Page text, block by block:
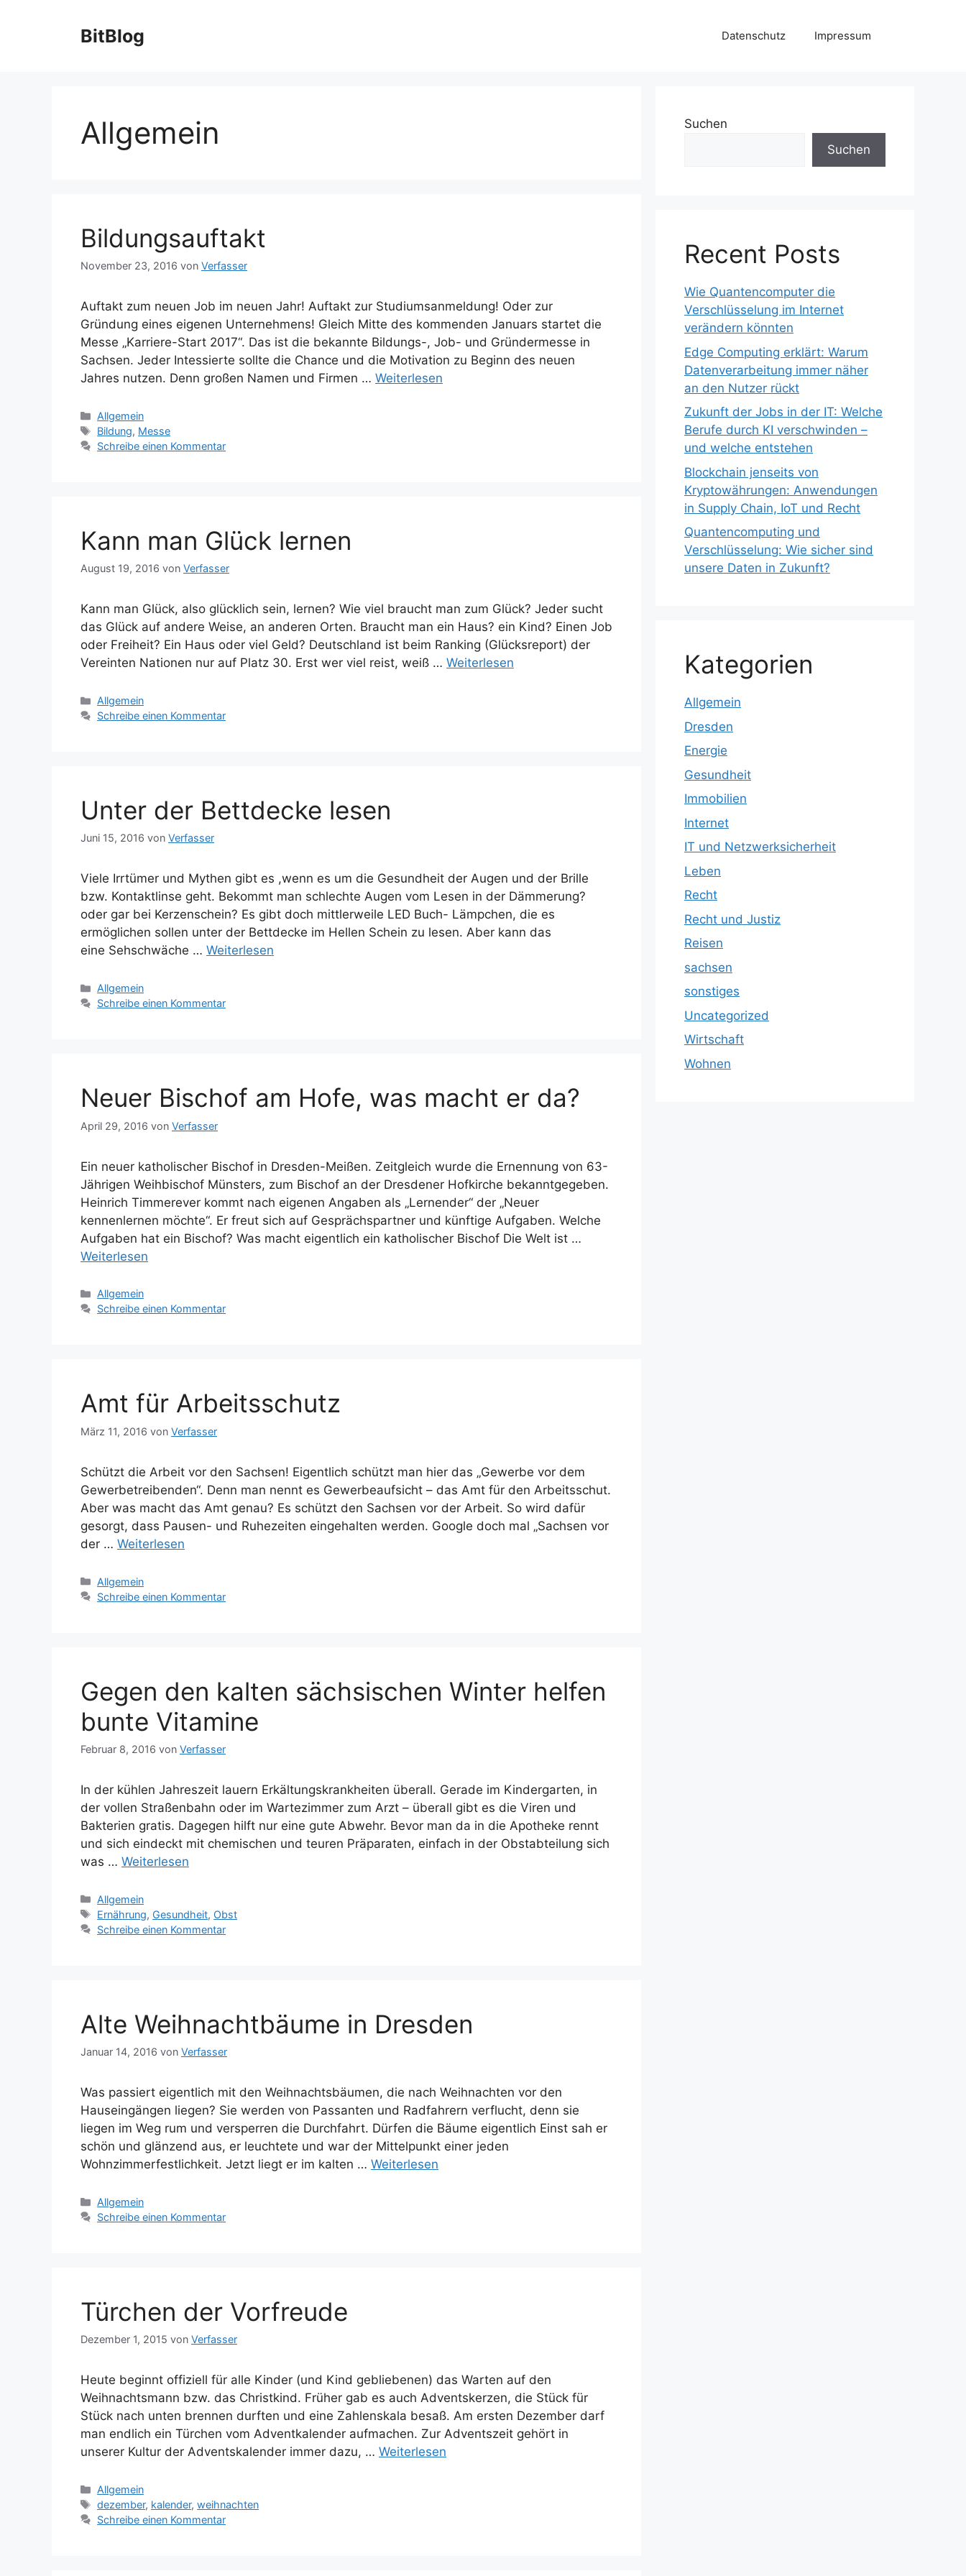
BitBlog Datenschutz Impressum
Allgemein
Bildungsauftakt
November 23, 2016 von Verfasser
Auftakt zum neuen Job im neuen Jahr! Auftakt zur Studiumsanmeldung! Oder zur
Gründung eines eigenen Unternehmens! Gleich Mitte des kommenden Januars startet die
Messe „Karriere-Start 2017“. Das ist die bekannte Bildungs-, Job- und Gründermesse in
Sachsen. Jeder Intessierte sollte die Chance und die Motivation zu Beginn des neuen
Jahres nutzen. Denn großen Namen und Firmen … Weiterlesen
Kategorien
Allgemein
Schlagwörter
Bildung, Messe
Schreibe einen Kommentar
Kann man Glück lernen
August 19, 2016 von Verfasser
Kann man Glück, also glücklich sein, lernen? Wie viel braucht man zum Glück? Jeder sucht
das Glück auf andere Weise, an anderen Orten. Braucht man ein Haus? ein Kind? Einen Job
oder Freiheit? Ein Haus oder viel Geld? Deutschland ist beim Ranking (Glücksreport) der
Vereinten Nationen nur auf Platz 30. Erst wer viel reist, weiß … Weiterlesen
Kategorien
Allgemein
Schreibe einen Kommentar
Unter der Bettdecke lesen
Juni 15, 2016 von Verfasser
Viele Irrtümer und Mythen gibt es ,wenn es um die Gesundheit der Augen und der Brille
bzw. Kontaktlinse geht. Bekommt man schlechte Augen vom Lesen in der Dämmerung?
oder gar bei Kerzenschein? Es gibt doch mittlerweile LED Buch- Lämpchen, die es
ermöglichen sollen unter der Bettdecke im Hellen Schein zu lesen. Aber kann das
eine Sehschwäche … Weiterlesen
Kategorien
Allgemein
Schreibe einen Kommentar
Neuer Bischof am Hofe, was macht er da?
April 29, 2016 von Verfasser
Ein neuer katholischer Bischof in Dresden-Meißen. Zeitgleich wurde die Ernennung von 63-
Jährigen Weihbischof Münsters, zum Bischof an der Dresdener Hofkirche bekanntgegeben.
Heinrich Timmerever kommt nach eigenen Angaben als „Lernender“ der „Neuer
kennenlernen möchte“. Er freut sich auf Gesprächspartner und künftige Aufgaben. Welche
Aufgaben hat ein Bischof? Was macht eigentlich ein katholischer Bischof Die Welt ist …
Weiterlesen
Kategorien
Allgemein
Schreibe einen Kommentar
Amt für Arbeitsschutz
März 11, 2016 von Verfasser
Schützt die Arbeit vor den Sachsen! Eigentlich schützt man hier das „Gewerbe vor dem
Gewerbetreibenden“. Denn man nennt es Gewerbeaufsicht – das Amt für den Arbeitsschut.
Aber was macht das Amt genau? Es schützt den Sachsen vor der Arbeit. So wird dafür
gesorgt, dass Pausen- und Ruhezeiten eingehalten werden. Google doch mal „Sachsen vor
der … Weiterlesen
Kategorien
Allgemein
Schreibe einen Kommentar
Gegen den kalten sächsischen Winter helfen
bunte Vitamine
Februar 8, 2016 von Verfasser
In der kühlen Jahreszeit lauern Erkältungskrankheiten überall. Gerade im Kindergarten, in
der vollen Straßenbahn oder im Wartezimmer zum Arzt – überall gibt es die Viren und
Bakterien gratis. Dagegen hilft nur eine gute Abwehr. Bevor man da in die Apotheke rennt
und sich eindeckt mit chemischen und teuren Präparaten, einfach in der Obstabteilung sich
was … Weiterlesen
Kategorien
Allgemein
Schlagwörter
Ernährung, Gesundheit, Obst
Schreibe einen Kommentar
Alte Weihnachtbäume in Dresden
Januar 14, 2016 von Verfasser
Was passiert eigentlich mit den Weihnachtsbäumen, die nach Weihnachten vor den
Hauseingängen liegen? Sie werden von Passanten und Radfahrern verflucht, denn sie
liegen im Weg rum und versperren die Durchfahrt. Dürfen die Bäume eigentlich Einst sah er
schön und glänzend aus, er leuchtete und war der Mittelpunkt einer jeden
Wohnzimmerfestlichkeit. Jetzt liegt er im kalten … Weiterlesen
Kategorien
Allgemein
Schreibe einen Kommentar
Türchen der Vorfreude
Dezember 1, 2015 von Verfasser
Heute beginnt offiziell für alle Kinder (und Kind gebliebenen) das Warten auf den
Weihnachtsmann bzw. das Christkind. Früher gab es auch Adventskerzen, die Stück für
Stück nach unten brennen durften und eine Zahlenskala besaß. Am ersten Dezember darf
man endlich ein Türchen vom Adventkalender aufmachen. Zur Adventszeit gehört in
unserer Kultur der Adventskalender immer dazu, … Weiterlesen
Kategorien
Allgemein
Schlagwörter
dezember, kalender,weihnachten
Schreibe einen Kommentar
Suchen
Suchen
Recent Posts
Wie Quantencomputer die
Verschlüsselung im Internet
verändern könnten
Edge Computing erklärt: Warum
Datenverarbeitung immer näher
an den Nutzer rückt
Zukunft der Jobs in der IT: Welche
Berufe durch KI verschwinden –
und welche entstehen
Blockchain jenseits von
Kryptowährungen: Anwendungen
in Supply Chain, IoT und Recht
Quantencomputing und
Verschlüsselung: Wie sicher sind
unsere Daten in Zukunft?
Kategorien
Allgemein
Dresden
Energie
Gesundheit
Immobilien
Internet
IT und Netzwerksicherheit
Leben
Recht
Recht und Justiz
Reisen
sachsen
sonstiges
Uncategorized
Wirtschaft
Wohnen